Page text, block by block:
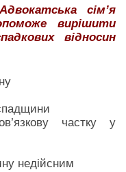
сім’я
вирішити
відносин
частку у
недійсним